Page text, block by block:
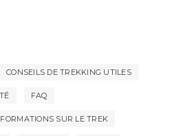
CONSEILS DE TREKKING UTILES
FAQ
SUR LE TREK